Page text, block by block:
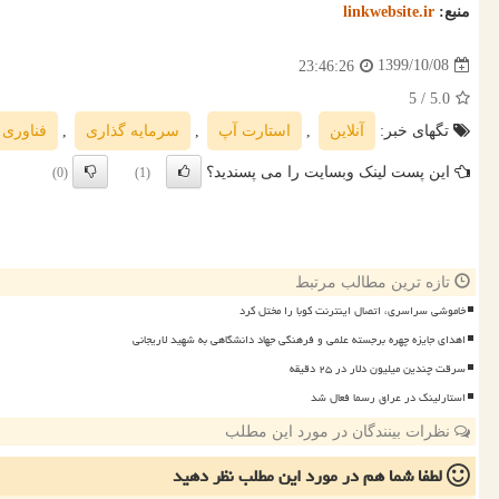
منبع: linkwebsite.ir
1399/10/08
23:46:26
5.0
/ 5
تگهای خبر:
آنلاین , استارت آپ , سرمایه گذاری , فناوری
این پست لینک وبسایت را می پسندید؟ (1)
(0)
تازه ترین مطالب مرتبط
خاموشی سراسری، اتصال اینترنت کوبا را مختل کرد
اهدای جایزه چهره برجسته علمی و فرهنگی جهاد دانشگاهی به شهید لاریجانی
سرقت چندین میلیون دلار در ۲۵ دقیقه
استارلینک در عراق رسما فعال شد
نظرات بینندگان در مورد این مطلب
لطفا شما همدر مورد این مطلبنظر دهید